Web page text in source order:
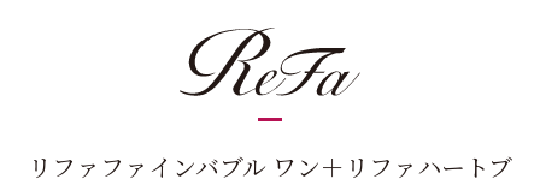
リファファインバブル ワン＋リファハートブ